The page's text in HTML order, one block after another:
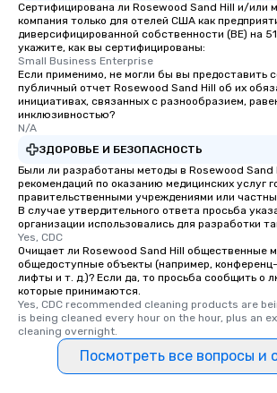
Сертифицирована ли Rosewood Sand Hill и/или
компания только для отелей США как
диверсифицированной собственности (BE) на
укажите, как вы сертифицированы:
Small Business Enterprise
Если применимо, не могли бы вы предоставить
публичный отчет Rosewood Sand Hill об их
инициативах, связанных с разнообразием,
инклюзивностью?
N/A
ЗДОРОВЬЕ И БЕЗОПАСНОСТЬ
Были ли разработаны методы в Rosewood Sand
рекомендаций по оказанию медицинских услуг
правительственными учреждениями или
В случае утвердительного ответа просьба
организации использовались для разработки
Yes, CDC
Очищает ли Rosewood Sand Hill общественные
общедоступные объекты (например,
лифты и т. д.)? Если да, то просьба сообщить о
которые принимаются.
Yes, CDC recommended cleaning products are
is being cleaned every hour on the hour, plus an
cleaning overnight.
Посмотреть все вопросы и